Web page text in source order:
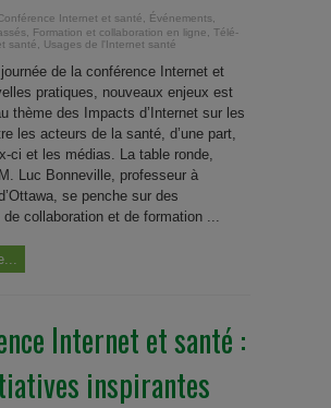
Internet et santé Événements
Formation et collaboration en ligne
Télé-
santé
Usages de l'Internet santé
journée de la conférence Internet et
pratiques, nouveaux enjeux est
thème des Impacts d’Internet sur les
les acteurs de la santé, d’une part,
ci et les médias. La table ronde,
Luc Bonneville, professeur à
se penche sur des
collaboration et de formation ...
Internet et santé :
inspirantes